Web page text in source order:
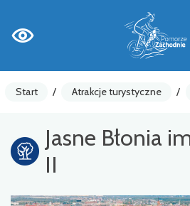
Start / Atrakcje turystyczne /
Jasne Błonia
II